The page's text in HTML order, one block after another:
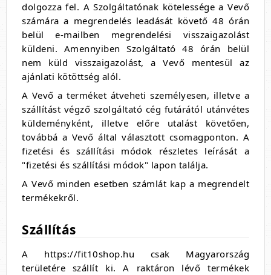
dolgozza fel. A Szolgáltatónak kötelessége a Vevő
számára a megrendelés leadását követő 48 órán
belül e-mailben megrendelési visszaigazolást
küldeni. Amennyiben Szolgáltató 48 órán belül
nem küld visszaigazolást, a Vevő mentesül az
ajánlati kötöttség alól.
A Vevő a terméket átveheti személyesen, illetve a
szállítást végző szolgáltató cég futárától utánvétes
küldeményként, illetve előre utalást követően,
továbbá a Vevő által választott csomagponton. A
fizetési és szállítási módok részletes leírását a
"fizetési és szállítási módok" lapon találja.
A Vevő minden esetben számlát kap a megrendelt
termékekről.
Szállítás
A https://fit10shop.hu csak Magyarország
területére szállít ki. A raktáron lévő termékek